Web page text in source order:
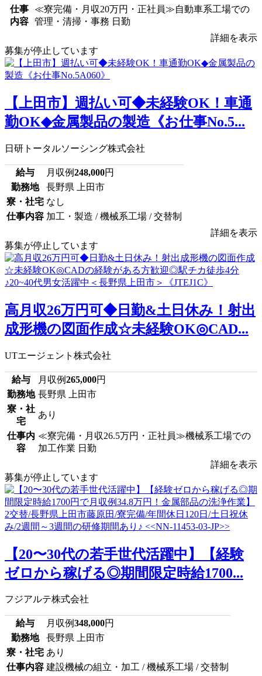
仕事
内容
≪寮完備・月収20万円・正社員≫自動車系工場での
管理・清掃・事務 日勤
詳細を表示
募集が停止しています
【上田市】週払い可◆未経験OK！車通
勤OK◆金属製品の製造《お仕事No.5...
日研トータルソーシング株式会社
給与 月収例248,000円
勤務地
長野県 上田市
寮・社宅 なし
仕事内容 加工・製造 / 機械系工場 / 交替制
詳細を表示
募集が停止しています
高月収26万円可◆日勤&土日休み！射出
成形機の図面作成☆未経験OK◎CAD...
UTエージェント株式会社
給与 月収例265,000円
勤務地 長野県 上田市
寮・社
宅
あり
仕事内
容
≪寮完備・月収26.5万円・正社員≫機械系工場での
加工作業 日勤
詳細を表示
募集が停止しています
【20〜30代の若手世代活躍中】【経験
ゼロから稼げる◎期間限定時給1700...
フジアルテ株式会社
給与 月収例348,000円
勤務地
長野県 上田市
寮・社宅 あり
仕事内容 建設機械の組立・加工 / 機械系工場 / 交替制